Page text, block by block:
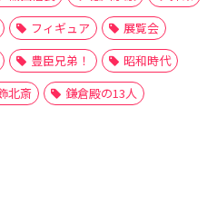
フィギュア
展覧会
豊臣兄弟！
昭和時代
北斎 鎌倉殿の13人